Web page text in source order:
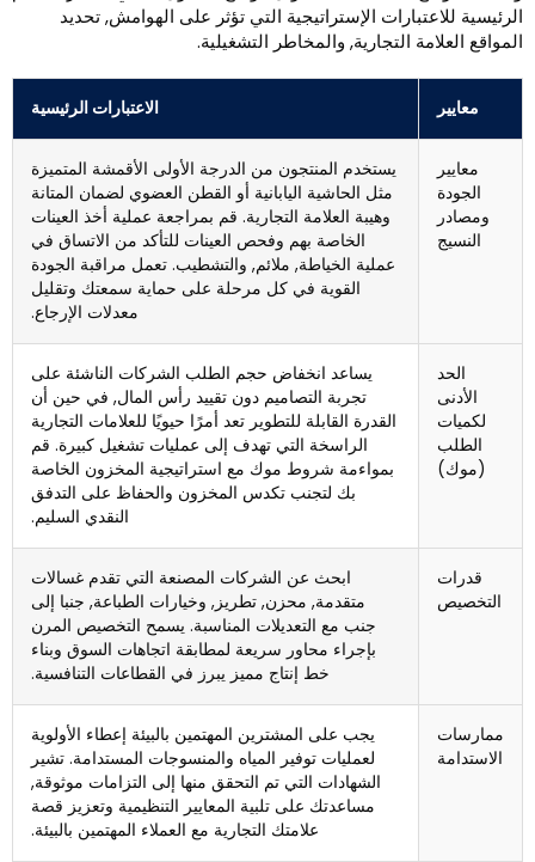
للاعتبارات الإستراتيجية التي تؤثر على الهوامش, تحديد
العلامة التجارية, والمخاطر التشغيلية.
معايير الاعتبارات الرئيسية
معايير
الجودة
ومصادر
النسيج
يستخدم المنتجون من الدرجة الأولى الأقمشة المتميزة
مثل الحاشية اليابانية أو القطن العضوي لضمان المتانة
وهيبة العلامة التجارية. قم بمراجعة عملية أخذ العينات
الخاصة بهم وفحص العينات للتأكد من الاتساق في
عملية الخياطة, ملائم, والتشطيب. تعمل مراقبة الجودة
القوية في كل مرحلة على حماية سمعتك وتقليل
معدلات الإرجاع.
الحد
الأدنى
لكميات
الطلب
(موك)
يساعد انخفاض حجم الطلب الشركات الناشئة على
تجربة التصاميم دون تقييد رأس المال, في حين أن
القدرة القابلة للتطوير تعد أمرًا حيويًا للعلامات التجارية
الراسخة التي تهدف إلى عمليات تشغيل كبيرة. قم
بمواءمة شروط موك مع استراتيجية المخزون الخاصة
بك لتجنب تكدس المخزون والحفاظ على التدفق
النقدي السليم.
قدرات
التخصيص
ابحث عن الشركات المصنعة التي تقدم غسالات
متقدمة, محزن, تطريز, وخيارات الطباعة, جنبا إلى
جنب مع التعديلات المناسبة. يسمح التخصيص المرن
بإجراء محاور سريعة لمطابقة اتجاهات السوق وبناء
خط إنتاج مميز يبرز في القطاعات التنافسية.
ممارسات
الاستدامة
يجب على المشترين المهتمين بالبيئة إعطاء الأولوية
لعمليات توفير المياه والمنسوجات المستدامة. تشير
الشهادات التي تم التحقق منها إلى التزامات موثوقة,
مساعدتك على تلبية المعايير التنظيمية وتعزيز قصة
علامتك التجارية مع العملاء المهتمين بالبيئة.